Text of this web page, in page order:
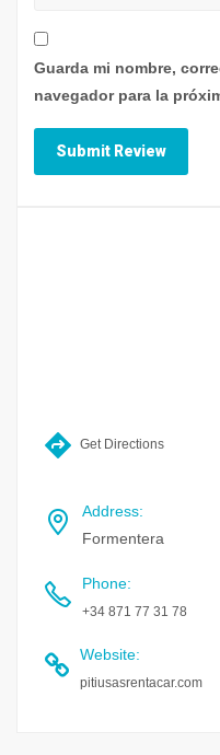
Guarda mi nombre,
navegador para la
Get Directions
Address:
Formentera
Phone:
+34 871 77 31 78
Website:
pitiusasrentacar.com